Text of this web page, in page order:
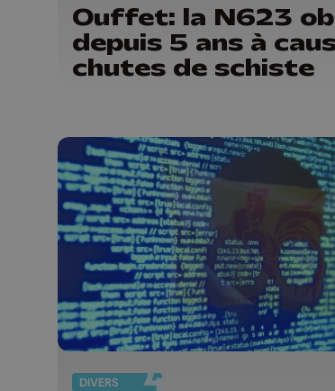
Ouffet: la N623
depuis 5 ans à
chutes de schiste
DIVERS